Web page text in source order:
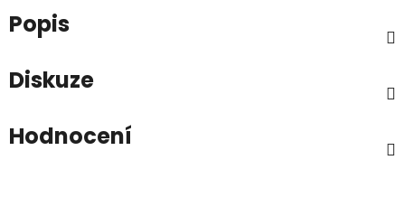
Popis
Diskuze
Hodnocení